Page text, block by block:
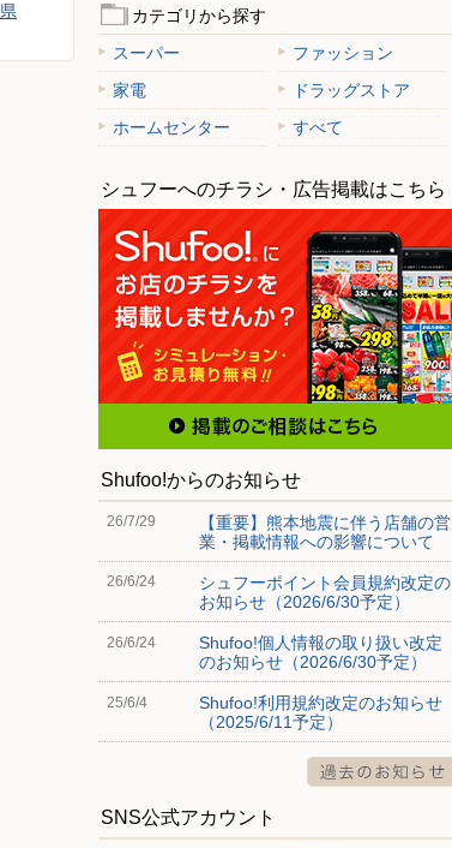
カテゴリから探す
スーパー
ファッション
家電
ドラッグストア
ホームセンター
すべて
シュフーへのチラシ・広告掲載はこちら
Shufoo!からのお知らせ
26/7/29
【重要】熊本地震に伴う店舗の営
業・掲載情報への影響について
26/6/24
シュフーポイント会員規約改定の
お知らせ（2026/6/30予定）
26/6/24
Shufoo!個人情報の取り扱い改定
のお知らせ（2026/6/30予定）
25/6/4
Shufoo!利用規約改定のお知らせ
（2025/6/11予定）
SNS公式アカウント